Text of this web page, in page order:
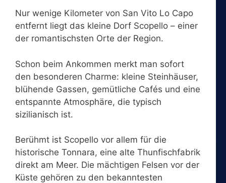
Nur wenige Kilometer von San Vito Lo Capo
entfernt liegt das kleine Dorf Scopello – einer
der romantischsten Orte der Region.
Schon beim Ankommen merkt man sofort
den besonderen Charme: kleine Steinhäuser,
blühende Gassen, gemütliche Cafés und eine
entspannte Atmosphäre, die typisch
sizilianisch ist.
Berühmt ist Scopello vor allem für die
historische Tonnara, eine alte Thunfischfabrik
direkt am Meer. Die mächtigen Felsen vor der
Küste gehören zu den bekanntesten